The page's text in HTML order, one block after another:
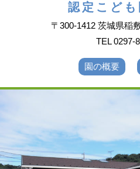
認定こども
〒300-1412 茨城県稲
TEL 0297-
園の概要